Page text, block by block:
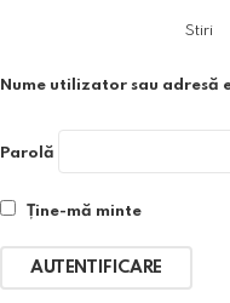
Stiri
Nume utilizator sau adresă
Parolă
Ține-mă minte